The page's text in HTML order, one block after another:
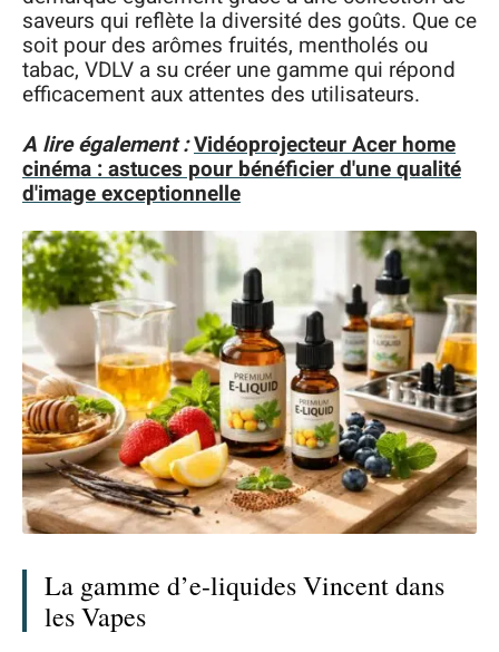
saveurs qui reflète la diversité des goûts. Que ce
soit pour des arômes fruités, mentholés ou
tabac, VDLV a su créer une gamme qui répond
efficacement aux attentes des utilisateurs.
A lire également :Vidéoprojecteur Acer home
cinéma : astuces pour bénéficier d'une qualité
d'image exceptionnelle
La gamme d’e-liquides Vincent dans
les Vapes